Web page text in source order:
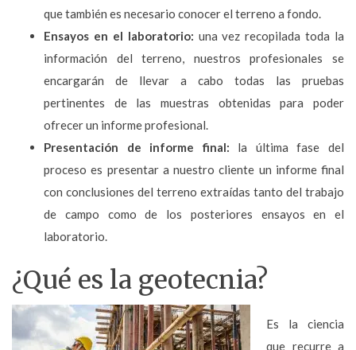
que también es necesario conocer el terreno a fondo.
Ensayos en el laboratorio: una vez recopilada toda la
información del terreno, nuestros profesionales se
encargarán de llevar a cabo todas las pruebas
pertinentes de las muestras obtenidas para poder
ofrecer un informe profesional.
Presentación de informe final: la última fase del
proceso es presentar a nuestro cliente un informe final
con conclusiones del terreno extraídas tanto del trabajo
de campo como de los posteriores ensayos en el
laboratorio.
¿Qué es la geotecnia?
Es la ciencia
que recurre a